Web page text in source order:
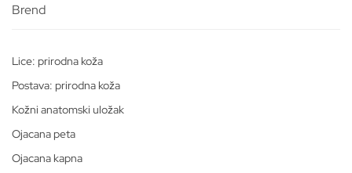
Lice: prirodna koža
Postava: prirodna koža
Kožni anatomski uložak
Ojacana peta
Ojacana kapna